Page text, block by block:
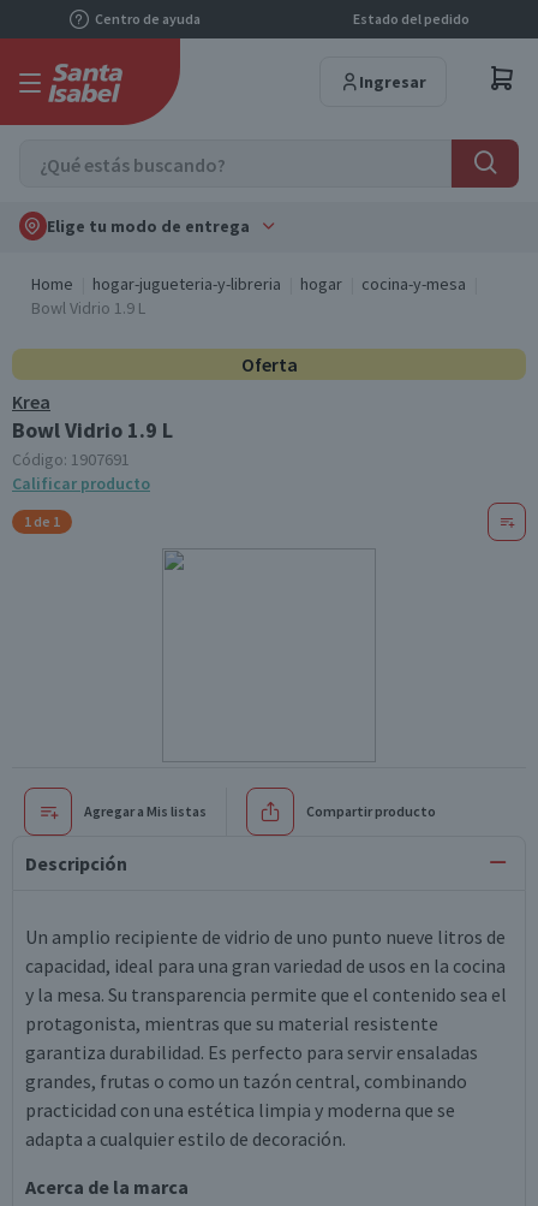
Centro de ayuda Estado del pedido
Ingresar
Elige tu modo de entrega
Home hogar-jugueteria-y-libreria hogar
cocina-y-mesa
Bowl Vidrio 1.9 L
Oferta
Krea
Bowl Vidrio 1.9 L
Código: 1907691
Calificar producto
1 de 1
Agregar a Mis listas Compartir producto
Descripción
Un amplio recipiente de vidrio de uno punto nueve litros de
capacidad, ideal para una gran variedad de usos en la cocina
y la mesa. Su transparencia permite que el contenido sea el
protagonista, mientras que su material resistente
garantiza durabilidad. Es perfecto para servir ensaladas
grandes, frutas o como un tazón central, combinando
practicidad con una estética limpia y moderna que se
adapta a cualquier estilo de decoración.
Acerca de la marca